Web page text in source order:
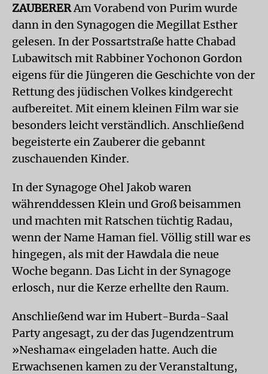
ZAUBERERAm Vorabend von Purim wurde
dann in den Synagogen die Megillat Esther
gelesen. In der Possartstraße hatte Chabad
Lubawitsch mit Rabbiner Yochonon Gordon
eigens für die Jüngeren die Geschichte von der
Rettung des jüdischen Volkes kindgerecht
aufbereitet. Mit einem kleinen Film war sie
besonders leicht verständlich. Anschließend
begeisterte ein Zauberer die gebannt
zuschauenden Kinder.
In der Synagoge Ohel Jakob waren
währenddessen Klein und Groß beisammen
und machten mit Ratschen tüchtig Radau,
wenn der Name Haman fiel. Völlig still war es
hingegen, als mit der Hawdala die neue
Woche begann. Das Licht in der Synagoge
erlosch, nur die Kerze erhellte den Raum.
Anschließend war im Hubert-Burda-Saal
Party angesagt, zu der das Jugendzentrum
»Neshama« eingeladen hatte. Auch die
Erwachsenen kamen zu der Veranstaltung,